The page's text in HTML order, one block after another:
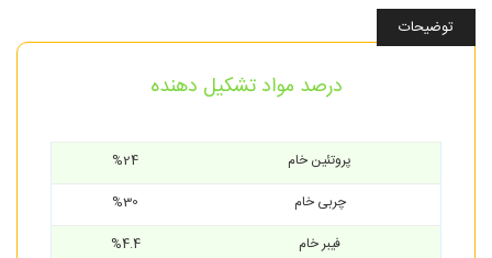
توضیحات
درصد مواد تشکیل دهنده
پروتئین خام
%24
چربی خام
%30
فیبر خام
%4.4